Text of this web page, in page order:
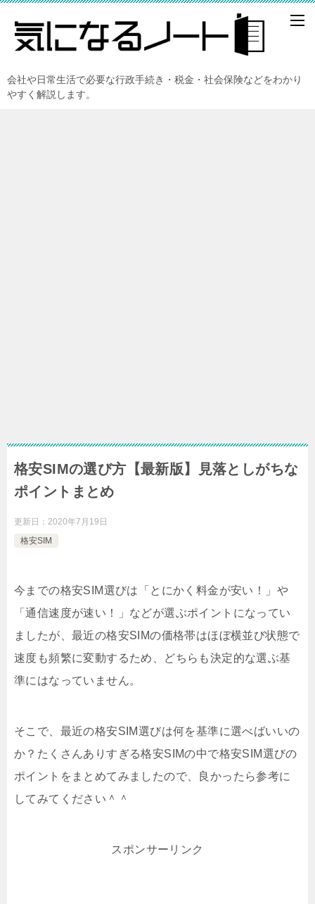
会社や日常生活で必要な行政手続き・税金・社会保険などをわかり
やすく解説します。
格安SIMの選び方【最新版】見落としがちな
ポイントまとめ
更新日： 2020年7月19日
格安SIM
今までの格安SIM選びは「とにかく料金が安い！」や
「通信速度が速い！」などが選ぶポイントになってい
ましたが、最近の格安SIMの価格帯はほぼ横並び状態で
速度も頻繁に変動するため、どちらも決定的な選ぶ基
準にはなっていません。
そこで、最近の格安SIM選びは何を基準に選べばいいの
か？たくさんありすぎる格安SIMの中で格安SIM選びの
ポイントをまとめてみましたので、良かったら参考に
してみてください＾＾
スポンサーリンク